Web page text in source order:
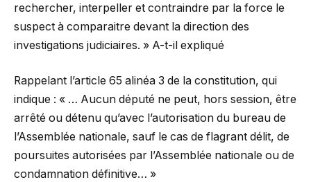
rechercher, interpeller et contraindre par la force le
suspect à comparaitre devant la direction des
investigations judiciaires. » A-t-il expliqué
Rappelant l’article 65 alinéa 3 de la constitution, qui
indique : « … Aucun député ne peut, hors session, être
arrêté ou détenu qu’avec l’autorisation du bureau de
l’Assemblée nationale, sauf le cas de flagrant délit, de
poursuites autorisées par l’Assemblée nationale ou de
condamnation définitive… »